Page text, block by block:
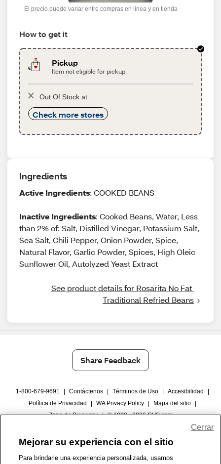
El precio puede variar entre compras en línea y en tienda
How to get it
Pickup
Item not eligible for pickup
Out Of Stock at
Check more stores
Ingredients
Active Ingredients: COOKED BEANS
Inactive Ingredients: Cooked Beans, Water, Less
than 2% of: Salt, Distilled Vinegar, Potassium Salt,
Sea Salt, Chili Pepper, Onion Powder, Spice,
Natural Flavor, Garlic Powder, Spices, High Oleic
Sunflower Oil, Autolyzed Yeast Extract
See product details for Rosarita No Fat
Traditional Refried Beans
Share Feedback
1-800-679-9691 Contáctenos Términos de Uso Accesibilidad
Política de Privacidad
WA Privacy Policy Mapa del sitio
Zona de Bienestar | © 1999 - 2026 CVS.com
Mejorar su experiencia con el sitio
Para brindarle una experiencia personalizada, usamos
Cerrar